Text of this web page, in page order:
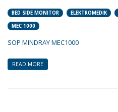
BED SIDE MONITOR ELEKTROMEDIK
MEC 1000
SOP MINDRAY MEC1000
READ MORE